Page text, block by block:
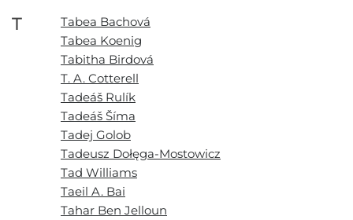
T
Tabea Bachová
Tabea Koenig
Tabitha Birdová
T. A. Cotterell
Tadeáš Rulík
Tadeáš Šíma
Tadej Golob
Tadeusz Dołęga-Mostowicz
Tad Williams
Taeil A. Bai
Tahar Ben Jelloun